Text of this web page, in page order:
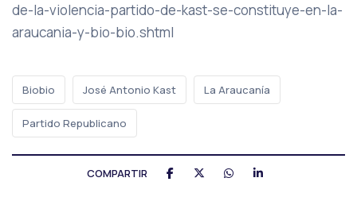
de-la-violencia-partido-de-kast-se-constituye-en-la-
araucania-y-bio-bio.shtml
Biobio José Antonio Kast La Araucanía
Partido Republicano
COMPARTIR